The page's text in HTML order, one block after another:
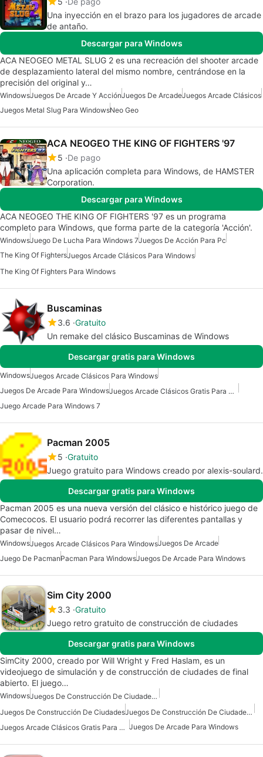
Una inyección en el brazo para los jugadores de arcade
de antaño.
Descargar para Windows
ACA NEOGEO METAL SLUG 2 es una recreación del shooter arcade
de desplazamiento lateral del mismo nombre, centrándose en la
precisión del original y…
WindowsJuegos De Arcade Y AcciónJuegos De ArcadeJuegos Arcade Clásicos
Juegos Metal Slug Para WindowsNeo Geo
ACA NEOGEO THE KING OF FIGHTERS '97
5 De pago
Una aplicación completa para Windows, de HAMSTER
Corporation.
Descargar para Windows
ACA NEOGEO THE KING OF FIGHTERS '97 es un programa
completo para Windows, que forma parte de la categoría 'Acción'.
WindowsJuego De Lucha Para Windows 7Juegos De Acción Para Pc
The King Of FightersJuegos Arcade Clásicos Para Windows
The King Of Fighters Para Windows
Buscaminas
3.6 Gratuito
Un remake del clásico Buscaminas de Windows
Descargar gratis para Windows
WindowsJuegos Arcade Clásicos Para Windows
Juegos De Arcade Para Windows
Juegos Arcade Clásicos Gratis Para Windows
Juego Arcade Para Windows 7
Pacman 2005
5 Gratuito
Juego gratuito para Windows creado por alexis-soulard.
Descargar gratis para Windows
Pacman 2005 es una nueva versión del clásico e histórico juego de
Comecocos. El usuario podrá recorrer las diferentes pantallas y
pasar de nivel…
WindowsJuegos Arcade Clásicos Para WindowsJuegos De Arcade
Juego De PacmanPacman Para WindowsJuegos De Arcade Para Windows
Sim City 2000
3.3 Gratuito
Juego retro gratuito de construcción de ciudades
Descargar gratis para Windows
SimCity 2000, creado por Will Wright y Fred Haslam, es un
videojuego de simulación y de construcción de ciudades de final
abierto. El juego…
Windows
Juegos De Construcción De Ciudades Para Windows
Juegos De Construcción De Ciudades
Juegos De Construcción De Ciudades Gratis Para Windows
Juegos Arcade Clásicos Gratis Para Windows Juegos De Arcade Para Windows